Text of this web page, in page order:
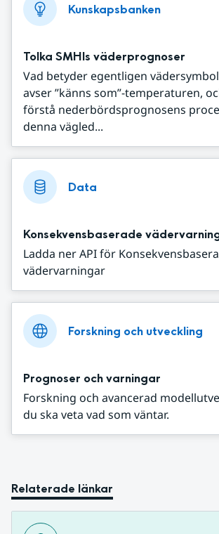
Kunskapsbanken
Tolka SMHIs väderprognoser
Vad betyder egentligen
avser ”känns som”-temperaturen,
förstå nederbördsprognosens
denna vägled...
Data
Konsekvensbaserade
Ladda ner API för
vädervarningar
Forskning och utveckling
Prognoser och varningar
Forskning och avancerad
du ska veta vad som väntar.
Relaterade länkar